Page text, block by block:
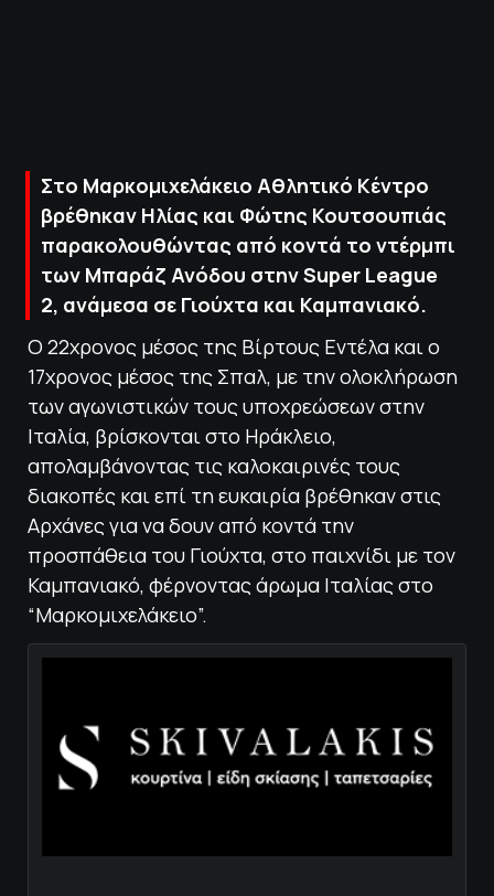
Στο Μαρκομιχελάκειο Αθλητικό Κέντρο
βρέθηκαν Ηλίας και Φώτης Κουτσουπιάς
παρακολουθώντας από κοντά το ντέρμπι
των Μπαράζ Ανόδου στην Super League
2, ανάμεσα σε Γιούχτα και Καμπανιακό.
Ο 22χρονος μέσος της Βίρτους Εντέλα και ο
17χρονος μέσος της Σπαλ, με την ολοκλήρωση
των αγωνιστικών τους υποχρεώσεων στην
Ιταλία, βρίσκονται στο Ηράκλειο,
απολαμβάνοντας τις καλοκαιρινές τους
διακοπές και επί τη ευκαιρία βρέθηκαν στις
Αρχάνες για να δουν από κοντά την
προσπάθεια του Γιούχτα, στο παιχνίδι με τον
Καμπανιακό, φέρνοντας άρωμα Ιταλίας στo
“Μαρκομιχελάκειο”.